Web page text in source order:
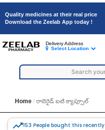
Quality medicines at their real price
Download the Zeelab App today !
Delivery Address
Select Location
Home రాబెరైడ్ ఐటి క్యాప్సూల్
153 People bought this recently